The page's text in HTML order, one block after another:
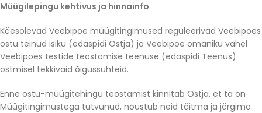
Müügilepingu kehtivus ja hinnainfo
Käesolevad Veebipoe müügitingimused reguleerivad Veebipoes
ostu teinud isiku (edaspidi Ostja) ja Veebipoe omaniku vahel
Veebipoes testide teostamise teenuse (edaspidi Teenus)
ostmisel tekkivaid õigussuhteid.
Enne ostu-müügitehingu teostamist kinnitab Ostja, et ta on
Müügitingimustega tutvunud, nõustub neid täitma ja järgima